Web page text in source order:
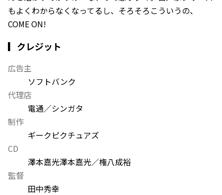
もよくわからなくなってるし、そろそろこういうの、
COME ON!
▎クレジット
広告主
ソフトバンク
代理店
電通／シンガタ
制作
ギークピクチュアズ
CD
澤本嘉光澤本嘉光／権八成裕
監督
田中秀幸